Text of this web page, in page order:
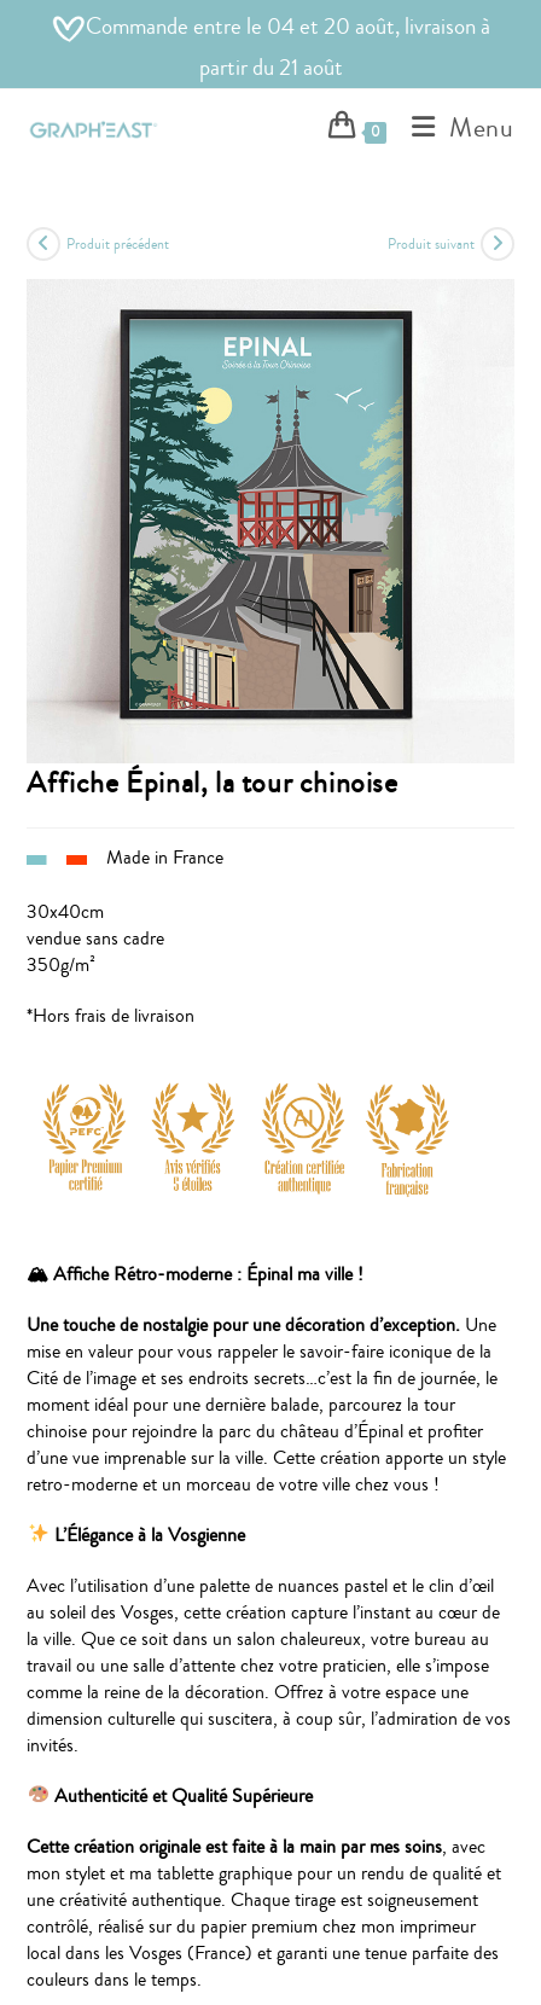
Commande entre le 04 et 20 août, livraison à
partir du 21 août
0 Menu
Produit précédent Produit suivant
Affiche Épinal, la tour chinoise
Made in France
30x40cm
vendue sans cadre
350g/m²
*Hors frais de livraison
🏔Affiche Rétro-moderne : Épinal ma ville !
Une touche de nostalgie pour une décoration d’exception. Une
mise en valeur pour vous rappeler le savoir-faire iconique de la
Cité de l’image et ses endroits secrets…c’est la fin de journée, le
moment idéal pour une dernière balade, parcourez la tour
chinoise pour rejoindre la parc du château d’Épinal et profiter
d’une vue imprenable sur la ville. Cette création apporte un style
retro-moderne et un morceau de votre ville chez vous !
L’Élégance à la Vosgienne
Avec l’utilisation d’une palette de nuances pastel et le clin d’œil
au soleil des Vosges, cette création capture l’instant au cœur de
la ville. Que ce soit dans un salon chaleureux, votre bureau au
travail ou une salle d’attente chez votre praticien, elle s’impose
comme la reine de la décoration. Offrez à votre espace une
dimension culturelle qui suscitera, à coup sûr, l’admiration de vos
invités.
Authenticité et Qualité Supérieure
Cette création originale est faite à la main par mes soins, avec
mon stylet et ma tablette graphique pour un rendu de qualité et
une créativité authentique. Chaque tirage est soigneusement
contrôlé, réalisé sur du papier premium chez mon imprimeur
local dans les Vosges (France) et garanti une tenue parfaite des
couleurs dans le temps.